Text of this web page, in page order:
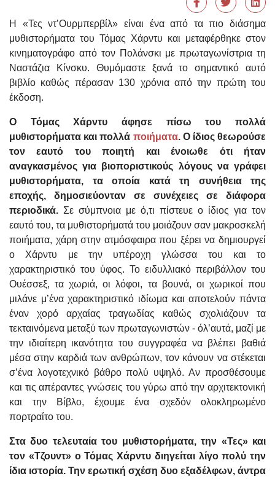
Η «Τες ντ’Ουρμπερβίλ» είναι ένα από τα πιο διάσημα
μυθιστορήματα του Τόμας Χάρντυ και μεταφέρθηκε στον
κινηματογράφο από τον Πολάνσκι με πρωταγωνίστρια τη
Ναστάζια Κίνσκυ. Θυμόμαστε ξανά το σημαντικό αυτό
βιβλίο καθώς πέρασαν 130 χρόνια από την πρώτη του
έκδοση.
Ο Τόμας Χάρντυ άφησε πίσω του πολλά
μυθιστορήματα και πολλά ποιήματα. Ο ίδιος θεωρούσε
τον εαυτό του ποιητή και ένοιωθε ότι ήταν
αναγκασμένος για βιοποριστικούς λόγους να γράφει
μυθιστορήματα, τα οποία κατά τη συνήθεια της
εποχής, δημοσιεύονταν σε συνέχειες σε διάφορα
περιοδικά. Σε σύμπνοια με ό,τι πίστευε ο ίδιος για τον
εαυτό του, τα μυθιστορήματά του μοιάζουν σαν μακροσκελή
ποιήματα, χάρη στην ατμόσφαιρα που ξέρει να δημιουργεί
ο Χάρντυ με την υπέροχη γλώσσα του και το
χαρακτηριστικό του ύφος. Το ειδυλλιακό περιβάλλον του
Ουέσσεξ, τα χωριά, οι λόφοι, τα βουνά, οι χωρικοί που
μιλάνε μ’ένα χαρακτηριστικό ιδίωμα και αποτελούν πάντα
έναν χορό αρχαίας τραγωδίας καθώς σχολιάζουν τα
τεκταινόμενα μεταξύ των πρωταγωνιστών - όλ’αυτά, μαζί με
την ιδιαίτερη ικανότητα του συγγραφέα να βλέπει βαθιά
μέσα στην καρδιά των ανθρώπων, τον κάνουν να στέκεται
σ’ένα λογοτεχνικό βάθρο πολύ υψηλό. Αν προσθέσουμε
και τις απέραντες γνώσεις του γύρω από την αρχιτεκτονική
και την Βίβλο, έχουμε ένα σχεδόν ολοκληρωμένο
πορτραίτο του.
Στα δυο τελευταία του μυθιστορήματα, την «Τες» και
τον «Τζουντ» ο Τόμας Χάρντυ διηγείται λίγο πολύ την
ίδια ιστορία. Την ερωτική σχέση δυο εξαδέλφων, άντρα